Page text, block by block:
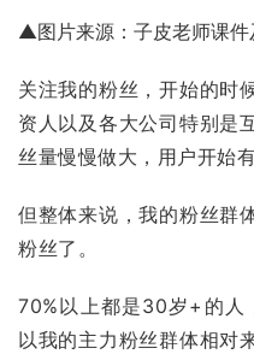
▲图片来源：子皮老师课件
关注我的粉丝，开始的时
资人以及各大公司特别是
丝量慢慢做大，用户开始有
但整体来说，我的粉丝群
粉丝了。
70%以上都是30岁+的人
以我的主力粉丝群体相对